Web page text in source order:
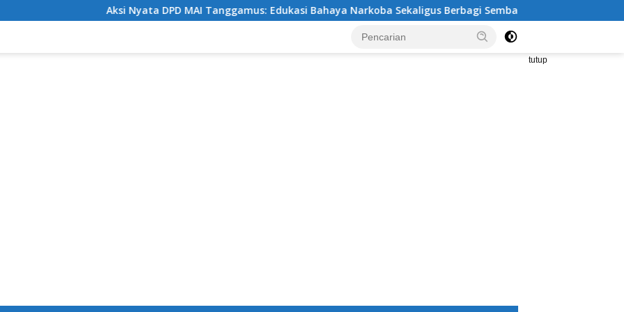
Aksi Nyata DPD MAI Tanggamus: Edukasi Bahaya Narkoba Sekaligus Berbagi Sembako Kritik Tajam Sekda
tutup